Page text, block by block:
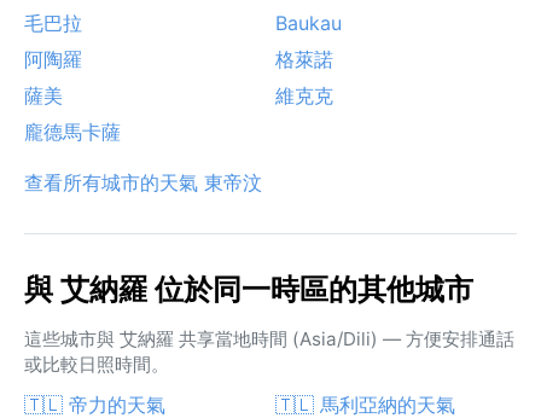
毛巴拉
Baukau
阿陶羅
格萊諾
薩美
維克克
龐德馬卡薩
查看所有城市的天氣 東帝汶
與 艾納羅 位於同一時區的其他城市
這些城市與 艾納羅 共享當地時間 (Asia/Dili) — 方便安排通話
或比較日照時間。
🇹🇱 帝力的天氣 🇹🇱 馬利亞納的天氣